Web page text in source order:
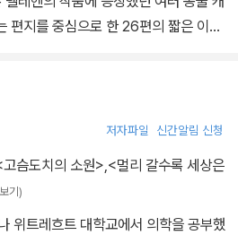
편지를 중심으로 한 26편의 짧은 이야
지, 달팽이, 귀뚜라미가 책의 주인공.
고, 그 편지를 배달해주며, 가끔은 편지
춤을 추자는 편지를 보내고, 다람쥐는
저자파일 신간알림 신청
고슴도치의 소원>,<멀리 갈수록 세상은
기)
위트레흐트 대학교에서 의학을 공부했